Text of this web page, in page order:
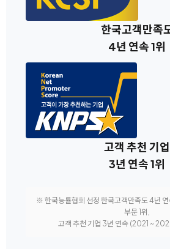
한국고객만족
4년 연속 1위
고객 추천 기업
3년 연속 1위
※ 한국능률협회 선정 한국고객만족도 4년
부문 1위,
고객 추천 기업 3년 연속 (2021 ~